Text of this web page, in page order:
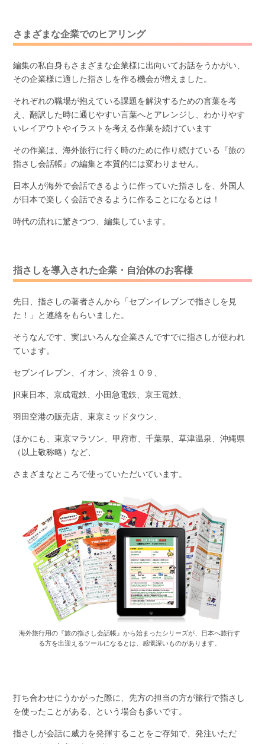
さまざまな企業でのヒアリング
編集の私自身もさまざまな企業様に出向いてお話をうかがい、
その企業様に適した指さしを作る機会が増えました。
それぞれの職場が抱えている課題を解決するための言葉を考
え、翻訳した時に通じやすい言葉へとアレンジし、わかりやす
いレイアウトやイラストを考える作業を続けています
その作業は、海外旅行に行く時のために作り続けている『旅の
指さし会話帳』の編集と本質的には変わりません。
日本人が海外で会話できるように作っていた指さしを、外国人
が日本で楽しく会話できるように作ることになるとは！
時代の流れに驚きつつ、編集しています。
指さしを導入された企業・自治体のお客様
先日、指さしの著者さんから「セブンイレブンで指さしを見
た！」と連絡をもらいました。
そうなんです、実はいろんな企業さんですでに指さしが使われ
ています。
セブンイレブン、イオン、渋谷１０９、
JR東日本、京成電鉄、小田急電鉄、京王電鉄、
羽田空港の販売店、東京ミッドタウン、
ほかにも、東京マラソン、甲府市、千葉県、草津温泉、沖縄県
（以上敬称略）など、
さまざまなところで使っていただいています。
海外旅行用の『旅の指さし会話帳』から始まったシリーズが、日本へ旅行す
る方を出迎えるツールになるとは、感慨深いものがあります。
打ち合わせにうかがった際に、先方の担当の方が旅行で指さし
を使ったことがある、という場合も多いです。
指さしが会話に威力を発揮することをご存知で、発注いただ